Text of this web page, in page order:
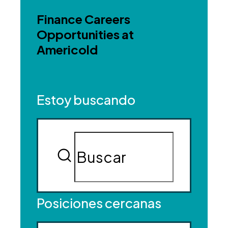
Finance Careers
Opportunities at
Americold
Estoy buscando
Posiciones cercanas